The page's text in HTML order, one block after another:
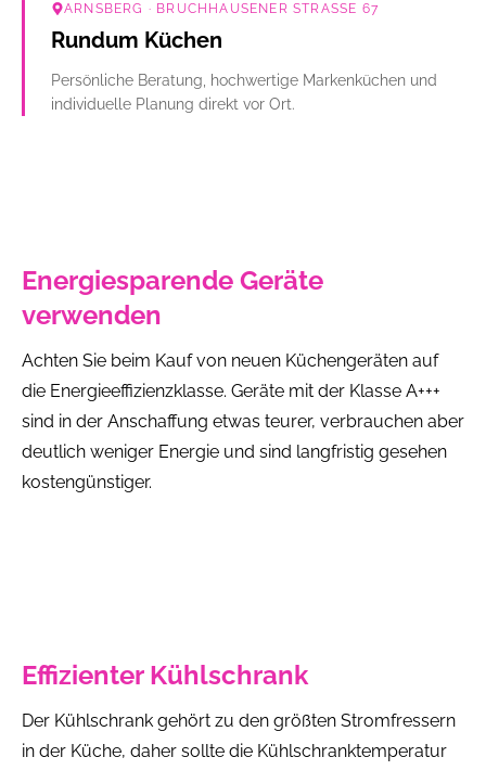
ARNSBERG · BRUCHHAUSENER STRASSE 67
Rundum Küchen
Persönliche Beratung, hochwertige Markenküchen und
individuelle Planung direkt vor Ort.
Energiesparende Geräte
verwenden
Achten Sie beim Kauf von neuen Küchengeräten auf
die Energieeffizienzklasse. Geräte mit der Klasse A+++
sind in der Anschaffung etwas teurer, verbrauchen aber
deutlich weniger Energie und sind langfristig gesehen
kostengünstiger.
Effizienter Kühlschrank
Der Kühlschrank gehört zu den größten Stromfressern
in der Küche, daher sollte die Kühlschranktemperatur